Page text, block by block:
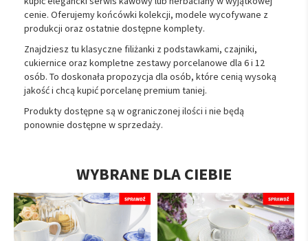
cenie. Oferujemy końcówki kolekcji, modele wycofywane z
produkcji oraz ostatnie dostępne komplety.
Znajdziesz tu klasyczne filiżanki z podstawkami, czajniki,
cukiernice oraz kompletne zestawy porcelanowe dla 6 i 12
osób. To doskonała propozycja dla osób, które cenią wysoką
jakość i chcą kupić porcelanę premium taniej.
Produkty dostępne są w ograniczonej ilości i nie będą
ponownie dostępne w sprzedaży.
WYBRANE DLA CIEBIE